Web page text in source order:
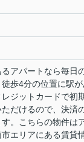
アパートなら毎日
歩4分の位置に駅が
ジットカードで初
だけるので、決済
。こちらの物件は
エリアにある賃貸